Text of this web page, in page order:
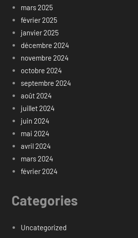
mars 2025
février 2025
janvier 2025
décembre 2024
novembre 2024
octobre 2024
septembre 2024
août 2024
juillet 2024
juin 2024
mai 2024
avril 2024
mars 2024
février 2024
Categories
Uncategorized